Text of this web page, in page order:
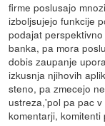
firme poslusajo
izboljsujejo funkcije
podajat
banka, pa mora
dobis zaupanje
izkusnja njihovih
steno, pa zmecejo
ustreza,'pol pa pac
komentarji,